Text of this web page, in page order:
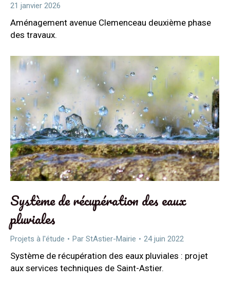
21 janvier 2026
Aménagement avenue Clemenceau deuxième phase
des travaux.
Système de récupération des eaux
pluviales
Projets à l'étude Par StAstier-Mairie 24 juin 2022
Système de récupération des eaux pluviales : projet
aux services techniques de Saint-Astier.